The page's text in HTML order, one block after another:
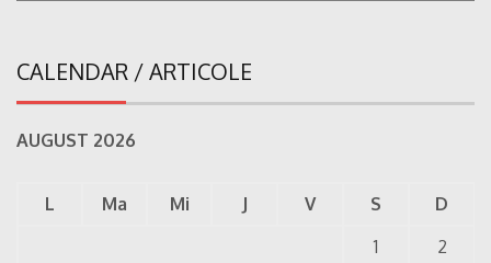
CALENDAR / ARTICOLE
AUGUST 2026
L Ma Mi J V S
D
1
2